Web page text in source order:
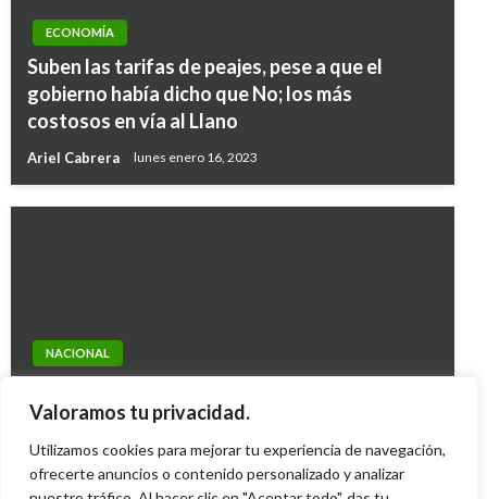
Valoramos tu privacidad.
Utilizamos cookies para mejorar tu experiencia de navegación,
ofrecerte anuncios o contenido personalizado y analizar
ECONOMÍA
Suben las tarifas de peajes, pese a que el
gobierno había dicho que No; los más
costosos en vía al Llano
Ariel Cabrera lunes enero 16, 2023
NACIONAL
territoriales de Nariño y Putumayo
Giovanni Alarcón M. jueves marzo 3, 2016
NACIONAL
Resultados de las loterías y chances de este
Ariel Cabrera martes junio 9, 2020